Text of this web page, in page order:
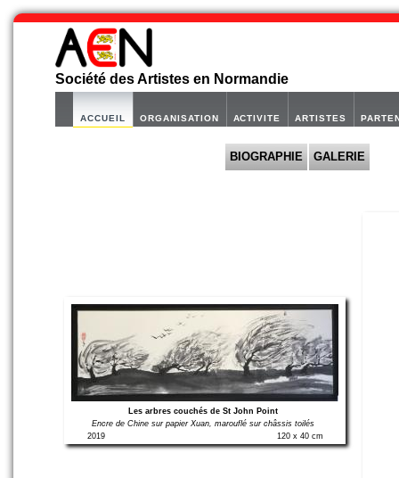
Société des Artistes en Normandie
ACCUEIL ORGANISATION ACTIVITE ARTISTES
BIOGRAPHIE GALERIE
Les arbres couchés de St John Point
Encre de Chine sur papier Xuan, marouflé sur châssis toilés
2019
120 x 40 cm